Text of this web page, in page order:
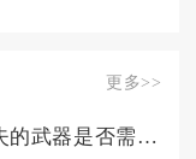
更多>>
全民奇迹2遗失的武器是否需要特定条件才能找回